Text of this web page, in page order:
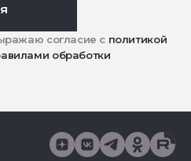
согласие с политикой
обработки